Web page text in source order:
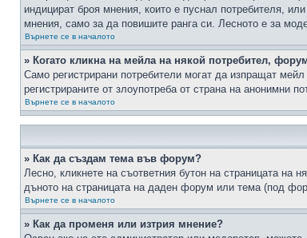
индицират броя мнения, които е пуснал потребителя,
мнения, само за да повишите ранга си. Лесното е за
Върнете се в началото
» Когато кликна на мейла на някой потребител,
Само регистрирани потребители могат да изпращат
регистрираните от злоупотреба от страна на анонимни
Върнете се в началото
» Как да създам тема във форум?
Лесно, кликнете на съответния бутон на страницата
дъното на страницата на даден форум или тема (под
Върнете се в началото
» Как да променя или изтрия мнение?